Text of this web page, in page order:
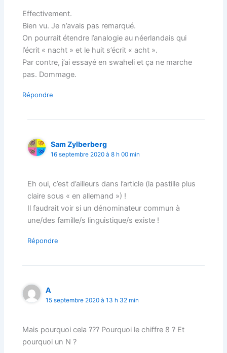
Effectivement.
Bien vu. Je n’avais pas remarqué.
On pourrait étendre l’analogie au néerlandais qui
l’écrit « nacht » et le huit s’écrit « acht ».
Par contre, j’ai essayé en swaheli et ça ne marche
pas. Dommage.
Répondre
Sam Zylberberg
16 septembre 2020 à 8 h 00 min
Eh oui, c’est d’ailleurs dans l’article (la pastille plus
claire sous « en allemand ») !
Il faudrait voir si un dénominateur commun à
une/des famille/s linguistique/s existe !
Répondre
A
15 septembre 2020 à 13 h 32 min
Mais pourquoi cela ??? Pourquoi le chiffre 8 ? Et
pourquoi un N ?